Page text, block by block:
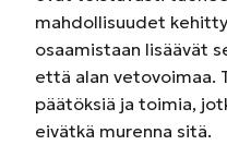
mahdollisuudet
osaamistaan lisäävät
että alan vetovoimaa.
päätöksiä ja toimia,
eivätkä murenna sitä.